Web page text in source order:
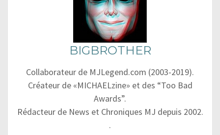
BIGBROTHER
Collaborateur de MJLegend.com (2003-2019).
Créateur de «MICHAELzine» et des “Too Bad
Awards”.
Rédacteur de News et Chroniques MJ depuis 2002.
.